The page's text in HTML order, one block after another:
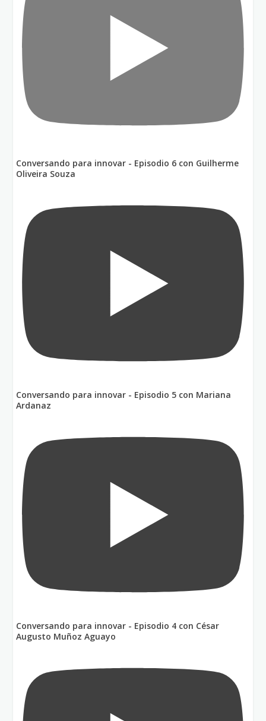
Conversando para innovar - Episodio 6 con Guilherme
Oliveira Souza
Conversando para innovar - Episodio 5 con Mariana
Ardanaz
Conversando para innovar - Episodio 4 con César
Augusto Muñoz Aguayo